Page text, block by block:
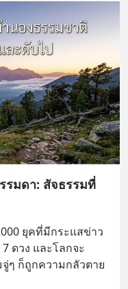
รมดา: สัจธรรมที่
ยุคที่มีกระแสข่าว
ดวง และโลกจะ
ๆ ก็ถูกความกลัวตาย